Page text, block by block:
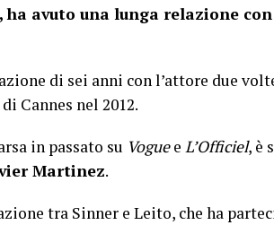
ha avuto una lunga relazione
di sei anni con l’attore due
Cannes nel 2012.
in passato su Voguee L’Officiel, è
Martinez.
tra Sinner e Leito, che ha